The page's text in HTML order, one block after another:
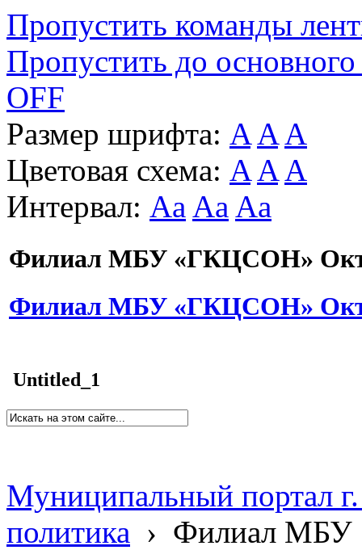
Пропустить команды
Пропустить до основного
OFF
Размер шрифта: A A A
Цветовая схема: A A A
Интервал: Aa Aa Aa
Филиал МБУ «ГКЦСОН»
Филиал МБУ «ГКЦСОН»
Untitled_1
Муниципальный портал
политика › Филиал МБУ